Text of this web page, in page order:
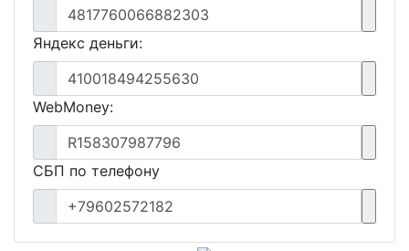
4817760066882303
Яндекс деньги:
410018494255630
WebMoney:
R158307987796
СБП по телефону
+79602572182